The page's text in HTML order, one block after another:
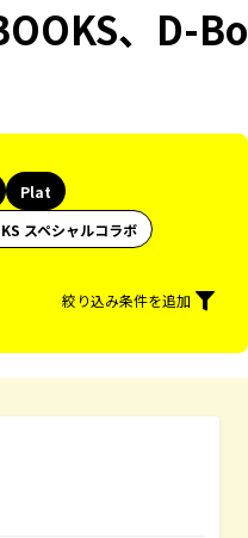
、D-Bo
Plat
スペシャルコラボ
絞り込み条件を追加